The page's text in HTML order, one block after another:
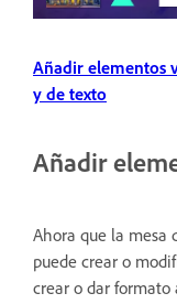
Añadir elementos
y de texto
Añadir
Ahora que la mesa
puede crear o
crear o dar formato